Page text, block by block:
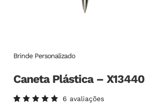
Brinde Personalizado
Caneta Plástica – X13440
6 avaliações